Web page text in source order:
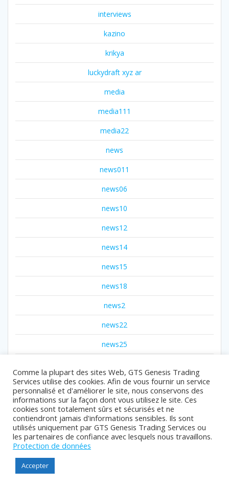
interviews
kazino
krikya
luckydraft xyz ar
media
media111
media22
news
news011
news06
news10
news12
news14
news15
news18
news2
news22
news25
news27
NEWS3
news35
news5
Comme la plupart des sites Web, GTS Genesis Trading
Services utilise des cookies. Afin de vous fournir un service
personnalisé et d'améliorer le site, nous conservons des
informations sur la façon dont vous utilisez le site. Ces
cookies sont totalement sûrs et sécurisés et ne
contiendront jamais d'informations sensibles. Ils sont
utilisés uniquement par GTS Genesis Trading Services ou
les partenaires de confiance avec lesquels nous travaillons.
Protection de données
Accepter